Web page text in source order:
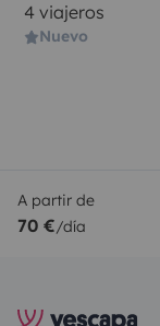
4 viajeros
Nuevo
A partir de
70 €/día